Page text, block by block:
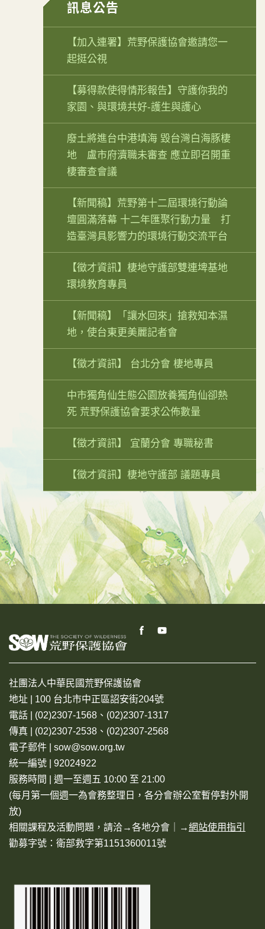
訊息公告
【加入連署】荒野保護協會邀請您一
起挺公視
【募得款使得情形報告】守護你我的
家園、與環境共好-護生與護心
廢土將進台中港填海 毀台灣白海豚棲
地 盧市府瀆職未審查 應立即召開重
棲審查會議
【新聞稿】荒野第十二屆環境行動論
壇圓滿落幕 十二年匯聚行動力量 打
造臺灣具影響力的環境行動交流平台
【徵才資訊】棲地守護部雙連埤基地
環境教育專員
【新聞稿】「讓水回來」搶救知本濕
地，使台東更美麗記者會
【徵才資訊】 台北分會 棲地專員
中市獨角仙生態公園放養獨角仙卻熱
死 荒野保護協會要求公佈數量
【徵才資訊】 宜蘭分會 專職秘書
【徵才資訊】棲地守護部 議題專員
社團法人中華民國荒野保護協會
地址 | 100 台北市中正區詔安街204號
電話 | (02)2307-1568、(02)2307-1317
傳真 | (02)2307-2538、(02)2307-2568
電子郵件 | sow@sow.org.tw
統一編號 | 92024922
服務時間 | 週一至週五 10:00 至 21:00
(每月第一個週一為會務整理日，各分會辦公室暫停對外開
放)
相關課程及活動問題，請洽→各地分會 ｜→網站使用指引
勸募字號：衛部救字第1151360011號